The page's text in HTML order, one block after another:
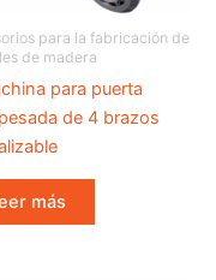
para la fabricación de
de madera
para puerta
de 4 brazos
más